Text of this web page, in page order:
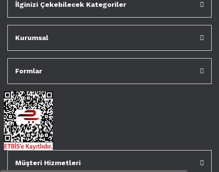
İlginizi Çekebilecek Kategoriler
Kurumsal
Formlar
Müşteri Hizmetleri